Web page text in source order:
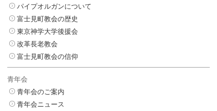
パイプオルガンについて
富士見町教会の歴史
東京神学大学後援会
改革長老教会
富士見町教会の信仰
青年会
青年会のご案内
青年会ニュース